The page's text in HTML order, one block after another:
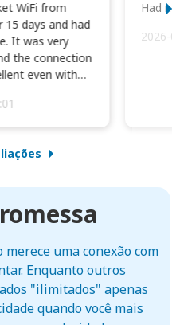
WiFi from
15 days and had
It was very
the connection
even with
Had
2026-
merece uma conexão com
Enquanto outros
"ilimitados" apenas
quando você mais